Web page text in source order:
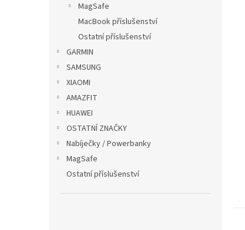
MagSafe
MacBook příslušenství
Ostatní příslušenství
GARMIN
SAMSUNG
XIAOMI
AMAZFIT
HUAWEI
OSTATNÍ ZNAČKY
Nabíječky / Powerbanky
MagSafe
Ostatní příslušenství